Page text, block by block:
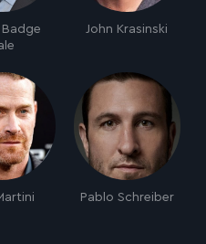
Badge
John Krasinski
Pablo Schreiber